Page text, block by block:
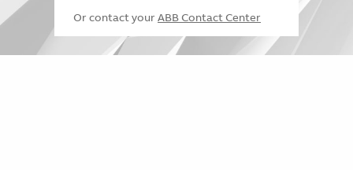
Or contact your ABB Contact Center